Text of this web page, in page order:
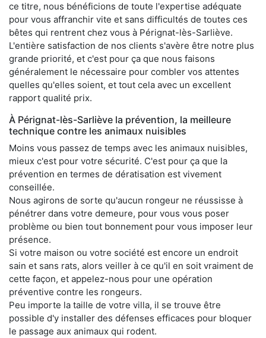
ce titre, nous bénéficions de toute l'expertise adéquate
pour vous affranchir vite et sans difficultés de toutes ces
bêtes qui rentrent chez vous à Pérignat-lès-Sarliève.
L'entière satisfaction de nos clients s'avère être notre plus
grande priorité, et c'est pour ça que nous faisons
généralement le nécessaire pour combler vos attentes
quelles qu'elles soient, et tout cela avec un excellent
rapport qualité prix.
À Pérignat-lès-Sarliève la prévention, la meilleure
technique contre les animaux nuisibles
Moins vous passez de temps avec les animaux nuisibles,
mieux c'est pour votre sécurité. C'est pour ça que la
prévention en termes de dératisation est vivement
conseillée.
Nous agirons de sorte qu'aucun rongeur ne réussisse à
pénétrer dans votre demeure, pour vous vous poser
problème ou bien tout bonnement pour vous imposer leur
présence.
Si votre maison ou votre société est encore un endroit
sain et sans rats, alors veiller à ce qu'il en soit vraiment de
cette façon, et appelez-nous pour une opération
préventive contre les rongeurs.
Peu importe la taille de votre villa, il se trouve être
possible d'y installer des défenses efficaces pour bloquer
le passage aux animaux qui rodent.